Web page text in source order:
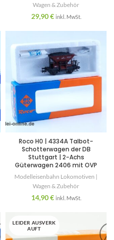
Wagen & Zubehör
29,90€ inkl. MwSt.
Roco H0 | 4334A Talbot-
Schotterwagen der DB
Stuttgart | 2-Achs
Güterwagen 2406 mit OVP
Modelleisenbahn Lokomotiven |
Wagen & Zubehör
14,90€ inkl. MwSt.
LEIDER AUSVERK
AUFT